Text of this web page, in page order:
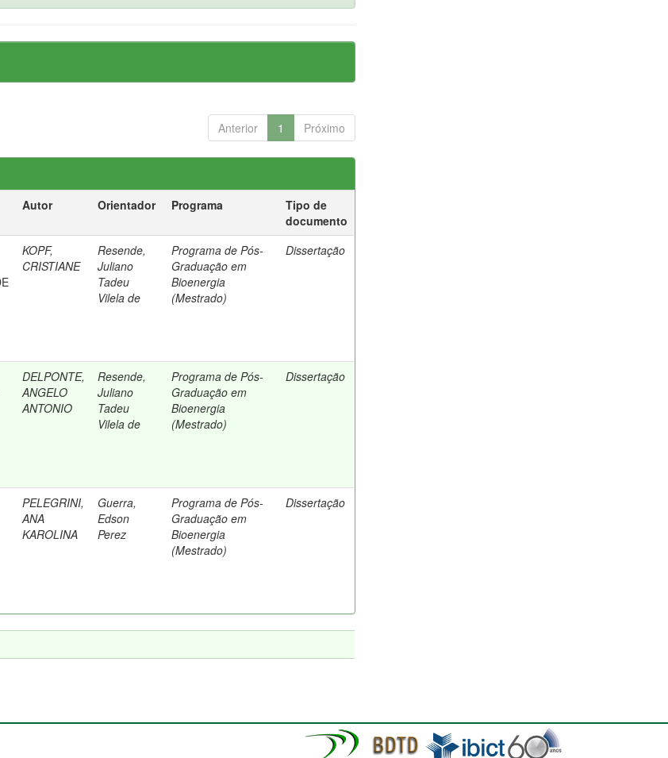
Anterior 1 Próximo
Autor Orientador Programa
Tipo de
documento
KOPF,
CRISTIANE
Resende,
Juliano
Tadeu
Vilela de
Programa de Pós-
Graduação em
Bioenergia
(Mestrado)
Dissertação
DELPONTE,
ANGELO
ANTONIO
Resende,
Juliano
Tadeu
Vilela de
Programa de Pós-
Graduação em
Bioenergia
(Mestrado)
Dissertação
PELEGRINI,
ANA
KAROLINA
Guerra,
Edson
Perez
Programa de Pós-
Graduação em
Bioenergia
(Mestrado)
Dissertação